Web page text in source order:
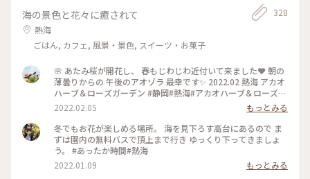
海の景色と花々に癒されて
熱海
ごはん, カフェ, 風景・景色, スイーツ・お菓子
328
🌸 あたみ桜が開花し、 春もじわじわ近付いて来ました❤ 朝の
薄曇りからの 午後のアオゾラ 最幸です✨ 2022.02 熱海 アカオ
ハーブ＆ローズガーデン #静岡#熱海#アカオハーブ＆ローズガ
ーデン#あたみ桜#海#空#絶景
2022.02.05
もっとみる
冬でもお花が楽しめる場所。 海を見下ろす高台にあるので ま
ずは園内の無料バスで頂上まで行き ゆっくり下ってきましょ
う。 #あったか時間#熱海
2022.01.09
もっとみる